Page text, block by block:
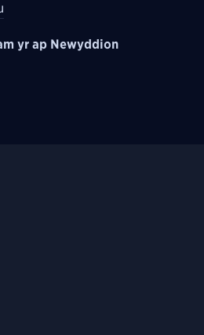
yr ap Newyddion